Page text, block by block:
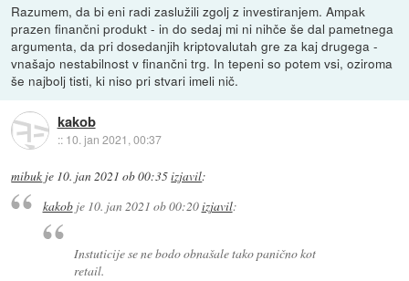
Razumem, da bi eni radi zaslužili zgolj z investiranjem. Ampak
prazen finančni produkt - in do sedaj mi ni nihče še dal pametnega
argumenta, da pri dosedanjih kriptovalutah gre za kaj drugega -
vnašajo nestabilnost v finančni trg. In tepeni so potem vsi, oziroma
še najbolj tisti, ki niso pri stvari imeli nič.
kakob
:: 10. jan 2021, 00:37
mibuk je 10. jan 2021 ob 00:35izjavil:
kakobje 10. jan 2021 ob 00:20izjavil:
Instuticije se ne bodo obnašale tako panično kot
retail.